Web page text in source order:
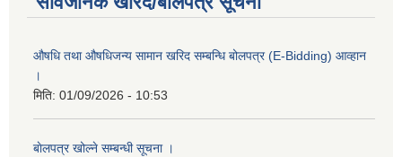
औषधि तथा औषधिजन्य सामान खरिद सम्बन्धि बोलपत्र (E-Bidding) आव्हान
।
मिति: 01/09/2026 - 10:53
बाेलपत्र खोल्ने सम्बन्धी सूचना ।